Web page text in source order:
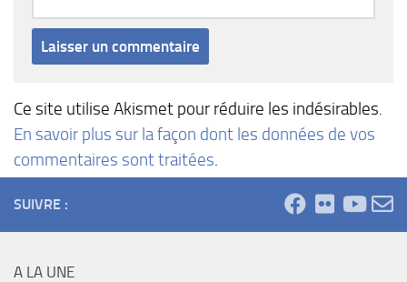
Ce site utilise Akismet pour réduire les indésirables.
En savoir plus sur la façon dont les données de vos
commentaires sont traitées.
SUIVRE :
A LA UNE